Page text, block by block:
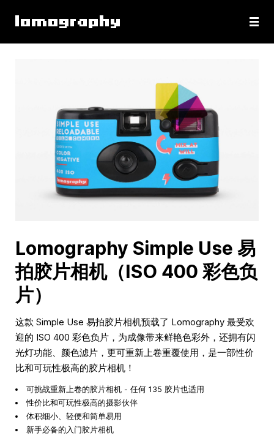
Lomography Simple Use 易
拍胶片相机（ISO 400 彩色负
片）
这款 Simple Use 易拍胶片相机预载了 Lomography 最受欢
迎的 ISO 400 彩色负片，为成像带来鲜艳色彩外，还拥有闪
光灯功能、颜色滤片，更可重新上卷重覆使用，是一部性价
比和可玩性极高的胶片相机！
可挑战重新上卷的胶片相机 - 任何 135 胶片也适用
性价比和可玩性极高的摄影伙伴
体积细小、轻便和简单易用
新手必备的入门胶片相机